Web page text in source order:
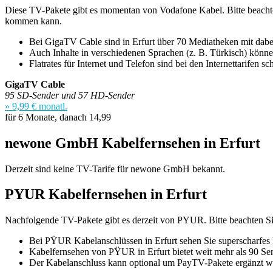
Diese TV-Pakete gibt es momentan von Vodafone Kabel. Bitte
kommen kann.
Bei GigaTV Cable sind in Erfurt über 70 Mediatheken mit
Auch Inhalte in verschiedenen Sprachen (z. B. Türkisch)
Flatrates für Internet und Telefon sind bei den Internettarifen
GigaTV Cable
95 SD-Sender und 57 HD-Sender
» 9,99 € monatl.
für 6 Monate, danach 14,99
newone GmbH Kabelfernsehen in Erfurt
Derzeit sind keine TV-Tarife für newone GmbH bekannt.
PYUR Kabelfernsehen in Erfurt
Nachfolgende TV-Pakete gibt es derzeit von PYUR. Bitte beachten
Bei PŸUR Kabelanschlüssen in Erfurt sehen Sie
Kabelfernsehen von PŸUR in Erfurt bietet weit mehr als 90
Der Kabelanschluss kann optional um PayTV-Pakete